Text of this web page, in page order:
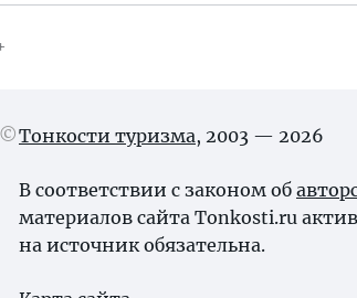
Тонкости туризма, 2003 — 2026
В соответствии с законом об
материалов сайта Tonkosti.ru
на источник обязательна.